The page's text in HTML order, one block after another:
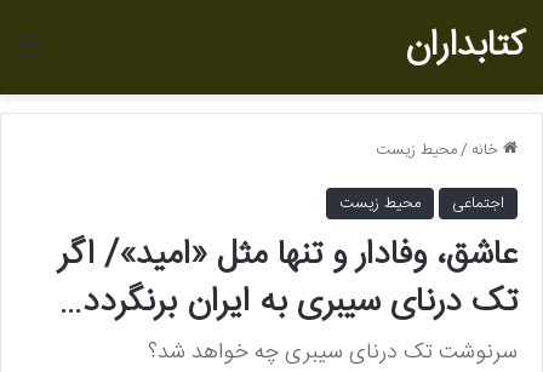
کتابداران
خانه /محیط زیست
اجتماعی
محیط زیست
عاشق، وفادار و تنها مثل «امید»/ اگر
تک درنای سیبری به ایران برنگردد…
سرنوشت تک درنای سیبری چه خواهد شد؟